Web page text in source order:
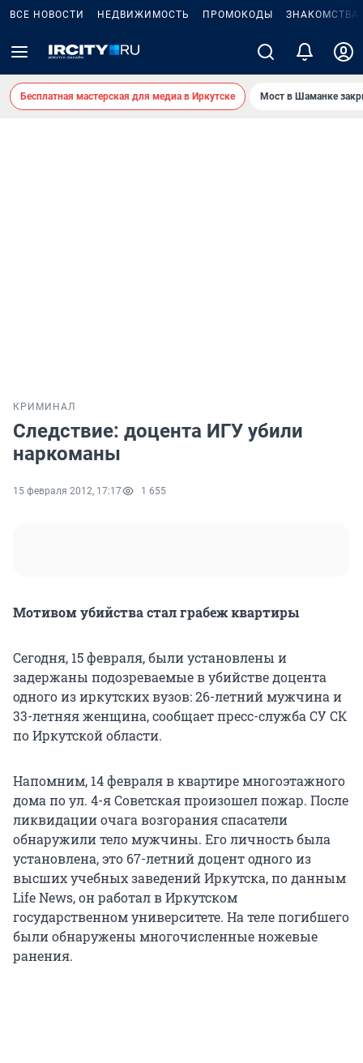
ВСЕ НОВОСТИ НЕДВИЖИМОСТЬ ПРОМОКОДЫ ЗНАКОМСТВА
Бесплатная мастерская для медиа в Иркутске Мост в Шаманке
КРИМИНАЛ
Следствие: доцента ИГУ убили
наркоманы
15 февраля 2012, 17:17 1 655
Мотивом убийства стал грабеж квартиры
Сегодня, 15 февраля, были установлены и
задержаны подозреваемые в убийстве доцента
одного из иркутских вузов: 26-летний мужчина и
33-летняя женщина, сообщает пресс-служба СУ СК
по Иркутской области.
Напомним, 14 февраля в квартире многоэтажного
дома по ул. 4-я Советская произошел пожар. После
ликвидации очага возгорания спасатели
обнаружили тело мужчины. Его личность была
установлена, это 67-летний доцент одного из
высших учебных заведений Иркутска, по данным
Life News, он работал в Иркутском
государственном университете. На теле погибшего
были обнаружены многочисленные ножевые
ранения.